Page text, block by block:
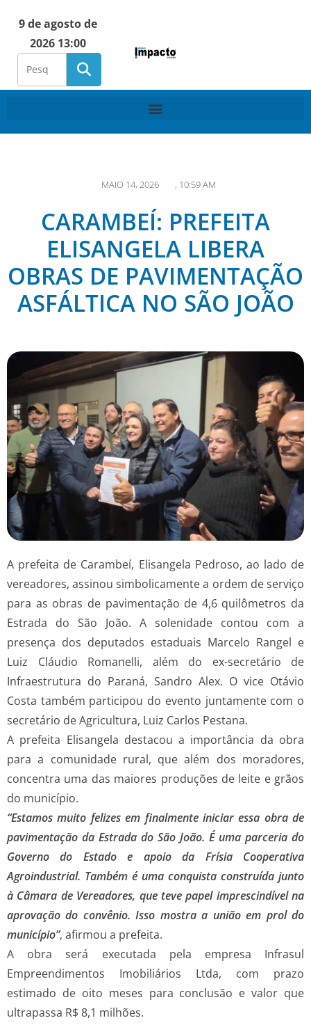
9 de agosto de
2026 13:00
MAIO 14, 2026 , 10:59 AM
CARAMBEÍ: PREFEITA
ELISANGELA LIBERA
OBRAS DE PAVIMENTAÇÃO
ASFÁLTICA NO SÃO JOÃO
A prefeita de Carambeí, Elisangela Pedroso, ao lado de
vereadores, assinou simbolicamente a ordem de serviço
para as obras de pavimentação de 4,6 quilômetros da
Estrada do São João. A solenidade contou com a
presença dos deputados estaduais Marcelo Rangel e
Luiz Cláudio Romanelli, além do ex-secretário de
Infraestrutura do Paraná, Sandro Alex. O vice Otávio
Costa também participou do evento juntamente com o
secretário de Agricultura, Luiz Carlos Pestana.
A prefeita Elisangela destacou a importância da obra
para a comunidade rural, que além dos moradores,
concentra uma das maiores produções de leite e grãos
do município.
“Estamos muito felizes em finalmente iniciar essa obra de
pavimentação da Estrada do São João. É uma parceria do
Governo do Estado e apoio da Frísia Cooperativa
Agroindustrial. Também é uma conquista construída junto
à Câmara de Vereadores, que teve papel imprescindível na
aprovação do convênio. Isso mostra a união em prol do
município”, afirmou a prefeita.
A obra será executada pela empresa Infrasul
Empreendimentos Imobiliários Ltda, com prazo
estimado de oito meses para conclusão e valor que
ultrapassa R$ 8,1 milhões.